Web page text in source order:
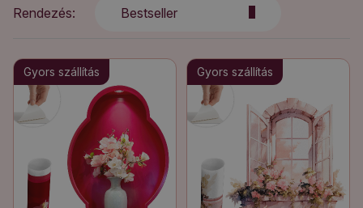
Rendezés:
Bestseller
Gyors szállítás Gyors szállítás